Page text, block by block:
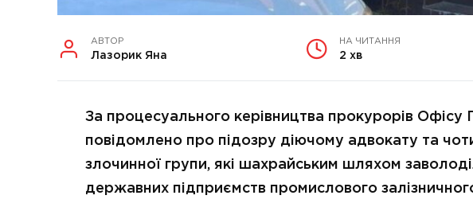
АВТОР
Лазорик Яна
НА ЧИТАННЯ
2 хв
За процесуального керівництва прокурорів Офісу
повідомлено про підозру діючому адвокату та
злочинної групи, які шахрайським шляхом
державних підприємств промислового